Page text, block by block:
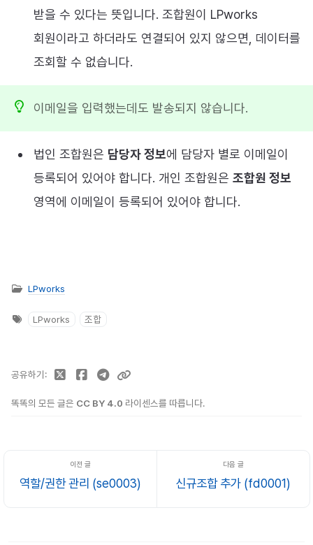
받을 수 있다는 뜻입니다. 조합원이 LPworks
회원이라고 하더라도 연결되어 있지 않으면, 데이터를
조회할 수 없습니다.
이메일을 입력했는데도 발송되지 않습니다.
법인 조합원은 담당자 정보에 담당자 별로 이메일이
등록되어 있어야 합니다. 개인 조합원은 조합원 정보
영역에 이메일이 등록되어 있어야 합니다.
LPworks
LPworks 조합
똑똑의 모든 글은 CC BY 4.0 라이센스를 따릅니다.
공유하기
역할/권한 관리 (se0003) 신규조합 추가 (fd0001)